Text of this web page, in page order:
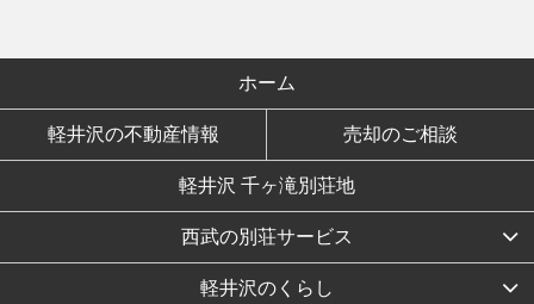
ホーム
軽井沢の不動産情報 売却のご相談
軽井沢 千ヶ滝別荘地
西武の別荘サービス
軽井沢のくらし